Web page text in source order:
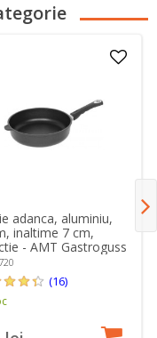
adanca, aluminiu,
inaltime 7 cm,
- AMT Gastroguss
(16)